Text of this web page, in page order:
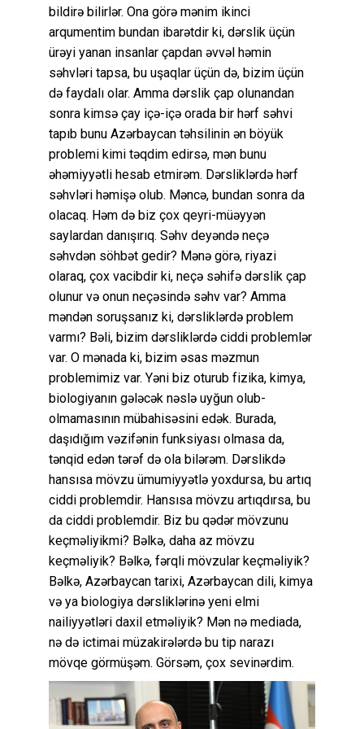
bildirə bilirlər. Ona görə mənim ikinci
arqumentim bundan ibarətdir ki, dərslik üçün
ürəyi yanan insanlar çapdan əvvəl həmin
səhvləri tapsa, bu uşaqlar üçün də, bizim üçün
də faydalı olar. Amma dərslik çap olunandan
sonra kimsə çay içə-içə orada bir hərf səhvi
tapıb bunu Azərbaycan təhsilinin ən böyük
problemi kimi təqdim edirsə, mən bunu
əhəmiyyətli hesab etmirəm. Dərsliklərdə hərf
səhvləri həmişə olub. Məncə, bundan sonra da
olacaq. Həm də biz çox qeyri-müəyyən
saylardan danışırıq. Səhv deyəndə neçə
səhvdən söhbət gedir? Mənə görə, riyazi
olaraq, çox vacibdir ki, neçə səhifə dərslik çap
olunur və onun neçəsində səhv var? Amma
məndən soruşsanız ki, dərsliklərdə problem
varmı? Bəli, bizim dərsliklərdə ciddi problemlər
var. O mənada ki, bizim əsas məzmun
problemimiz var. Yəni biz oturub fizika, kimya,
biologiyanın gələcək nəslə uyğun olub-
olmamasının mübahisəsini edək. Burada,
daşıdığım vəzifənin funksiyası olmasa da,
tənqid edən tərəf də ola bilərəm. Dərslikdə
hansısa mövzu ümumiyyətlə yoxdursa, bu artıq
ciddi problemdir. Hansısa mövzu artıqdırsa, bu
da ciddi problemdir. Biz bu qədər mövzunu
keçməliyikmi? Bəlkə, daha az mövzu
keçməliyik? Bəlkə, fərqli mövzular keçməliyik?
Bəlkə, Azərbaycan tarixi, Azərbaycan dili, kimya
və ya biologiya dərsliklərinə yeni elmi
nailiyyətləri daxil etməliyik? Mən nə mediada,
nə də ictimai müzakirələrdə bu tip narazı
mövqe görmüşəm. Görsəm, çox sevinərdim.